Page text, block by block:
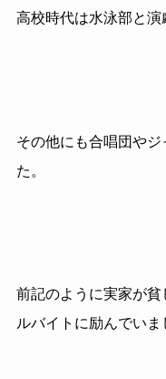
高校時代は水泳部と演
その他にも合唱団や
た。
前記のように実家が
ルバイトに励んでいま